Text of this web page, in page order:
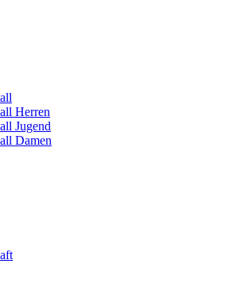
Herren
Jugend
Damen